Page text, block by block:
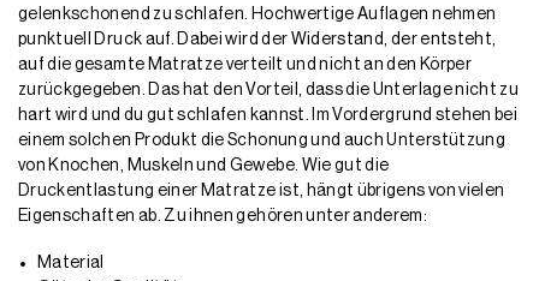
gelenkschonend zu schlafen. Hochwertige Auflagen nehmen
punktuell Druck auf. Dabei wird der Widerstand, der entsteht,
auf die gesamte Matratze verteilt und nicht an den Körper
zurückgegeben. Das hat den Vorteil, dass die Unterlage nicht zu
hart wird und du gut schlafen kannst. Im Vordergrund stehen bei
einem solchen Produkt die Schonung und auch Unterstützung
von Knochen, Muskeln und Gewebe. Wie gut die
Druckentlastung einer Matratze ist, hängt übrigens von vielen
Eigenschaften ab. Zu ihnen gehören unter anderem:
Material